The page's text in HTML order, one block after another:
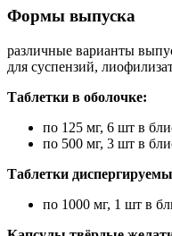
Формы выпуска
различные варианты
для суспензий,
Таблетки в оболочке:
по 125 мг, 6 шт в
по 500 мг, 3 шт в
Таблетки
по 1000 мг, 1 шт в